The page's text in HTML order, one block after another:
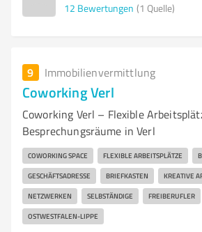
12 Bewertungen (1 Quelle)
9 Immobilienvermittlung
Coworking Verl
Coworking Verl – Flexible
Besprechungsräume in Verl
COWORKING SPACE FLEXIBLE ARBEITSPLÄTZE
GESCHÄFTSADRESSE BRIEFKASTEN KREATIVE
NETZWERKEN SELBSTÄNDIGE FREIBERUFLER
OSTWESTFALEN-LIPPE